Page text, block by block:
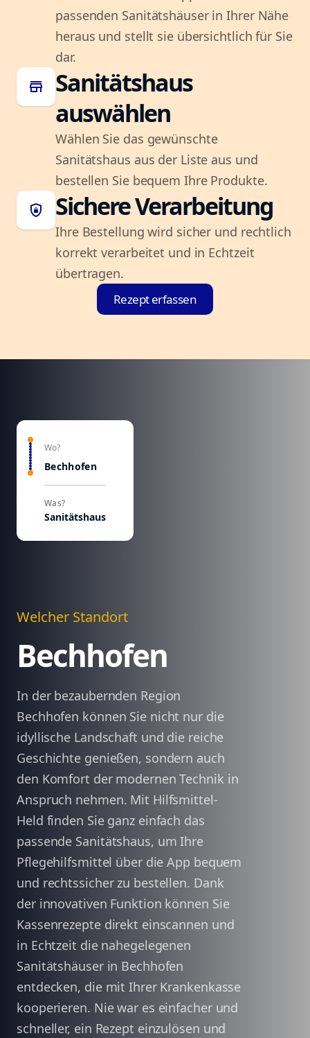
passenden Sanitätshäuser in Ihrer Nähe
heraus und stellt sie übersichtlich für Sie
dar.
store
Sanitätshaus
auswählen
Wählen Sie das gewünschte
Sanitätshaus aus der Liste aus und
bestellen Sie bequem Ihre Produkte.
shield_lock Sichere Verarbeitung
Ihre Bestellung wird sicher und rechtlich
korrekt verarbeitet und in Echtzeit
übertragen.
Rezept erfassen
Wo?
Bechhofen
Was?
Sanitätshaus
Welcher Standort
Bechhofen
In der bezaubernden Region
Bechhofen können Sie nicht nur die
idyllische Landschaft und die reiche
Geschichte genießen, sondern auch
den Komfort der modernen Technik in
Anspruch nehmen. Mit Hilfsmittel-
Held finden Sie ganz einfach das
passende Sanitätshaus, um Ihre
Pflegehilfsmittel über die App bequem
und rechtssicher zu bestellen. Dank
der innovativen Funktion können Sie
Kassenrezepte direkt einscannen und
in Echtzeit die nahegelegenen
Sanitätshäuser in Bechhofen
entdecken, die mit Ihrer Krankenkasse
kooperieren. Nie war es einfacher und
schneller, ein Rezept einzulösen und